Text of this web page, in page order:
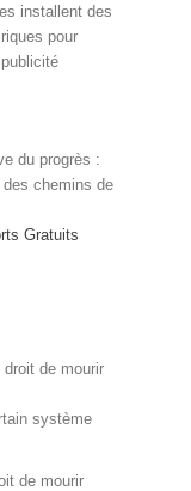
installent des
pour
du progrès :
des chemins de
Gratuits
droit de mourir
système
de mourir